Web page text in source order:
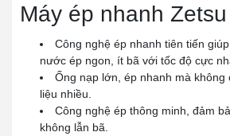
Máy ép nhanh
Công nghệ ép nhanh tiên tiến
nước ép ngon, ít bã với tốc độ cực
Ống nạp lớn, ép nhanh mà không
liệu nhiều.
Công nghệ ép thông minh, đảm
không lẫn bã.